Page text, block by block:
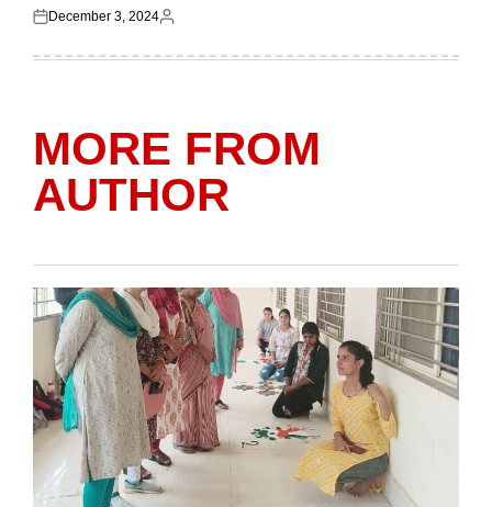
Posted
December 3, 2024
Posted
MORE FROM
AUTHOR